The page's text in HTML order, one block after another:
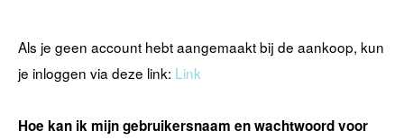
Als je geen account hebt aangemaakt bij de aankoop, kun
je inloggen via deze link: Link
Hoe kan ik mijn gebruikersnaam en wachtwoord voor